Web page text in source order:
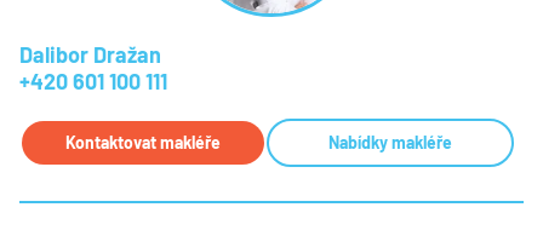
Dalibor Dražan
+420 601 100 111
Kontaktovat makléře Nabídky makléře